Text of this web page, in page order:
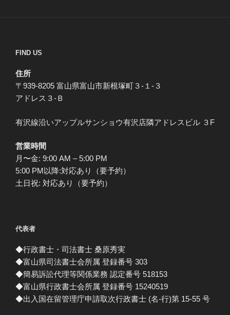
FIND US
住所
〒939-8205 富山県富山市新根塚町３-１-３
アドレス３-Ｂ
有沢線沿いアップルサンショウ有沢店隣アドレスビル ３F
営業時間
月〜金: 9:00 AM – 5:00 PM
5:00 PM以降:対応あり（要予約）
土日祝: 対応あり（要予約）
代表者
◆行政書士・司法書士 桑原秀実
◆富山県司法書士会所属 登録番号 303
◆簡易訴訟代理等関係業務 認定番号 518153
◆富山県行政書士会所属 登録番号 15240519
◆出入国在留管理庁申請取次行政書士 (名-行)第 15-55 号